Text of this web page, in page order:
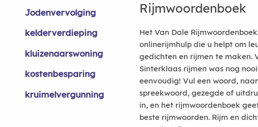
Jodenvervolging
kelderverdieping
kluizenaarswoning
kostenbesparing
kruimelvergunning
Rijmwoordenboek
Het Van Dale
onlinerijmhulp die u helpt om
gedichten en rijmen te maken.
Sinterklaas rijmen was nog
eenvoudig! Vul een woord,
spreekwoord, gezegde of
in, en het rijmwoordenboek
beste rijmwoorden. Rijm en